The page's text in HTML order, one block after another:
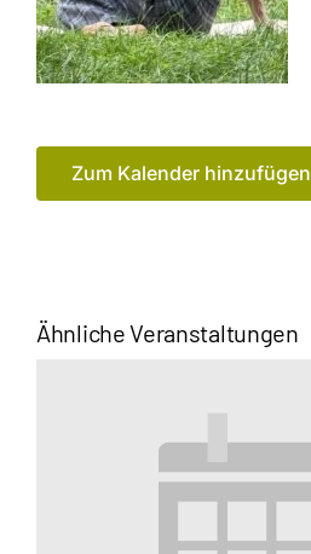
Zum Kalender hinzufügen
Ähnliche Veranstaltungen